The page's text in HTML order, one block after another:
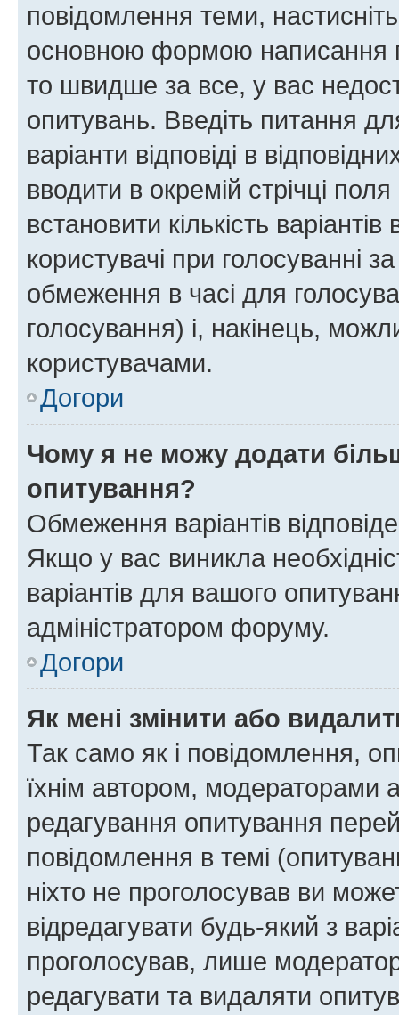
повідомлення теми,
основною формою написання
то швидше за все, у вас
опитувань. Введіть питання
варіанти відповіді в
вводити в окремій стрічці
встановити кількість
користувачі при голосуванні
обмеження в часі для
голосування) і, накінець,
користувачами.
Догори
Чому я не можу додати
опитування?
Обмеження варіантів
Якщо у вас виникла
варіантів для вашого
адміністратором форуму.
Догори
Як мені змінити або
Так само як і повідомлення,
їхнім автором, модераторами
редагування опитування
повідомлення в темі
ніхто не проголосував ви
відредагувати будь-який з
проголосував, лише
редагувати та видаляти